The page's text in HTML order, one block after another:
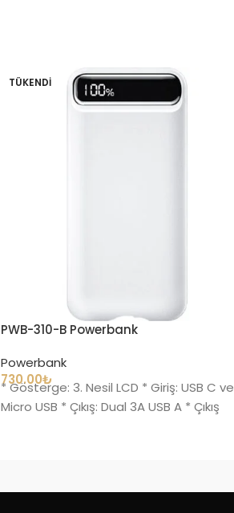
TÜKENDI
PWB-310-B Powerbank
Powerbank
730.00₺
* Gösterge: 3. Nesil LCD * Giriş: USB C ve
Micro USB * Çıkış: Dual 3A USB A * Çıkış